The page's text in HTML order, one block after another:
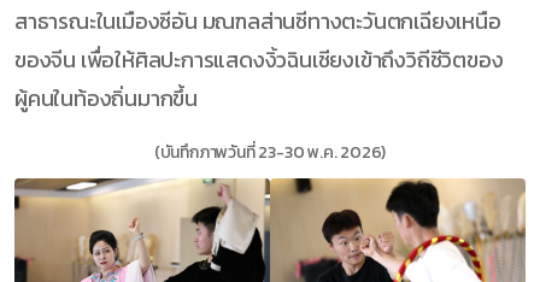
สาธารณะในเมืองซีอัน มณฑลส่านซีทางตะวันตกเฉียงเหนือ
ของจีน เพื่อให้ศิลปะการแสดงงิ้วฉินเชียงเข้าถึงวิถีชีวิตของ
ผู้คนในท้องถิ่นมากขึ้น
(บันทึกภาพวันที่ 23-30 พ.ค. 2026)